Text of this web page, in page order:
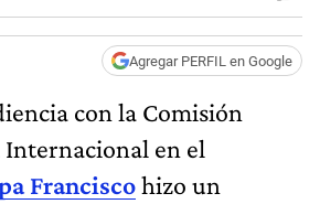
Agregar PERFIL en Google
con la Comisión
Internacional en el
Franciscohizo un